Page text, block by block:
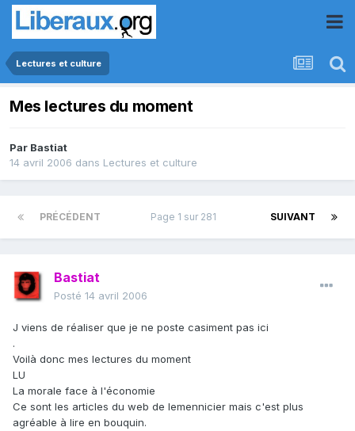
Lectures et culture
Mes lectures du moment
Par Bastiat
14 avril 2006 dans Lectures et culture
PRÉCÉDENT SUIVANT
Page 1 sur 281
Bastiat
Posté 14 avril 2006
J viens de réaliser que je ne poste casiment pas ici
.
Voilà donc mes lectures du moment
LU
La morale face à l'économie
Ce sont les articles du web de lemennicier mais c'est plus
agréable à lire en bouquin.